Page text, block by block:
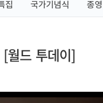
집 국가기념식 종영
월드 투데이]